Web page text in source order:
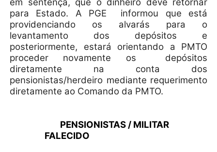
para Estado. A PGE informou que está
providenciando os alvarás para o
levantamento dos depósitos e
posteriormente, estará orientando a PMTO
proceder novamente os depósitos
diretamente na conta dos
pensionistas/herdeiro mediante requerimento
diretamente ao Comando da PMTO.
PENSIONISTAS / MILITAR
FALECIDO